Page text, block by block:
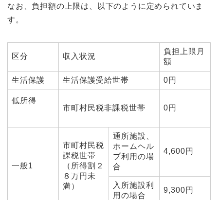
なお、負担額の上限は、以下のように定められていま
す。
区分 収入状況
負担上限月
額
生活保護 生活保護受給世帯 0円
低所得
市町村民税非課税世帯
0円
一般1
市町村民税
課税世帯
（所得割２
８万円未
満）
通所施設、
ホームヘル
プ利用の場
合
4,600円
入所施設利
用の場合
9,300円